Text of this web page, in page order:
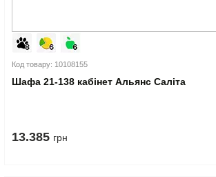
Код товару: 10108155
Шафа 21-138 кабінет Альянс Саліта
13.385 грн